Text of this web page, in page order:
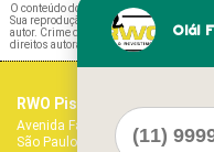
O conteúdo do texto " Preço de Paviflex
Sua reprodução, parcial ou total, mesmo
autor. Crime de violação de direito
direitos autorais
RWO Pisos Vinílicos
Avenida Fagundes Filho, 1017 -
São Paulo - SP - CEP: 04304-011
Olá!